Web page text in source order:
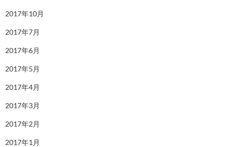
2017年10月
2017年7月
2017年6月
2017年5月
2017年4月
2017年3月
2017年2月
2017年1月